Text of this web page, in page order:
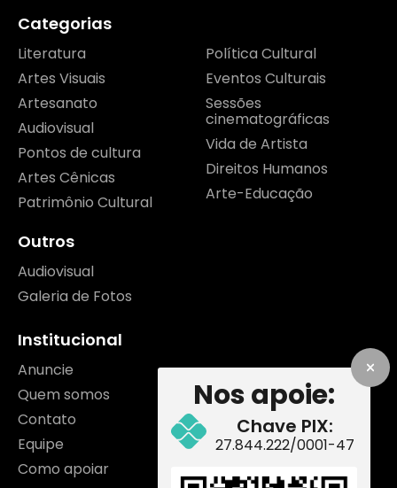
Nos apoie:
Chave PIX:
27.844.222/0001-47
Categorias
Literatura
Artes Visuais
Artesanato
Audiovisual
Pontos de cultura
Artes Cênicas
Patrimônio Cultural
Política Cultural
Eventos Culturais
Sessões
cinematográficas
Vida de Artista
Direitos Humanos
Arte-Educação
Outros
Audiovisual
Galeria de Fotos
Institucional
Anuncie
Quem somos
Contato
Equipe
Como apoiar